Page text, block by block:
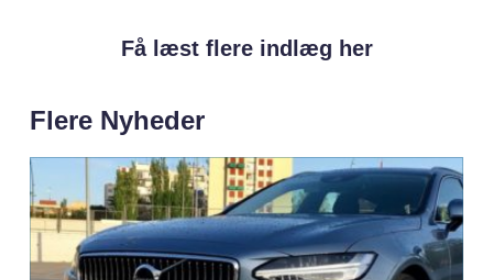
Få læst flere indlæg her
Flere Nyheder